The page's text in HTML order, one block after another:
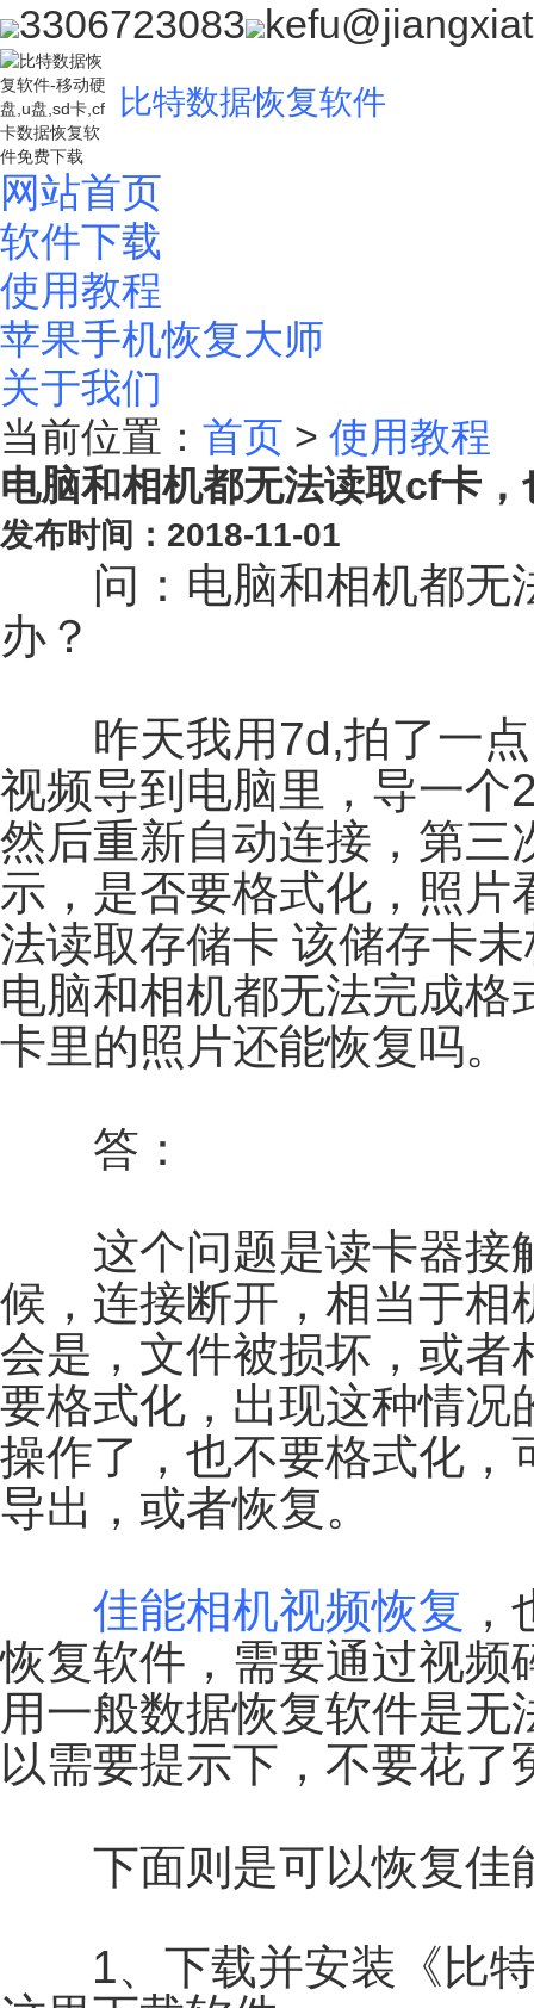
3306723083
比特数据恢复软件
网站首页
软件下载
使用教程
苹果手机恢复大师
关于我们
当前位置： 首页 > 使用教程
电脑和相机都无法读取cf卡
发布时间：2018-11-01
问：电脑和相机都无
办？
昨天我用7d,拍了一点
视频导到电脑里，导一个
然后重新自动连接，第三
示，是否要格式化，照片
法读取存储卡 该储存卡
电脑和相机都无法完成
卡里的照片还能恢复吗。
答：
这个问题是读卡器接
候，连接断开，相当于相
会是，文件被损坏，或者
要格式化，出现这种情况
操作了，也不要格式化，
导出，或者恢复。
佳能相机视频恢复
恢复软件，需要通过视频
用一般数据恢复软件是
以需要提示下，不要花了
下面则是可以恢复佳
1、下载并安装《比特